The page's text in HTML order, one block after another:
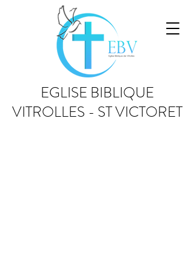
EGLISE BIBLIQUE
VITROLLES - ST VICTORET